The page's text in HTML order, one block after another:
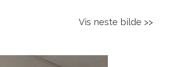
Vis neste bilde >>